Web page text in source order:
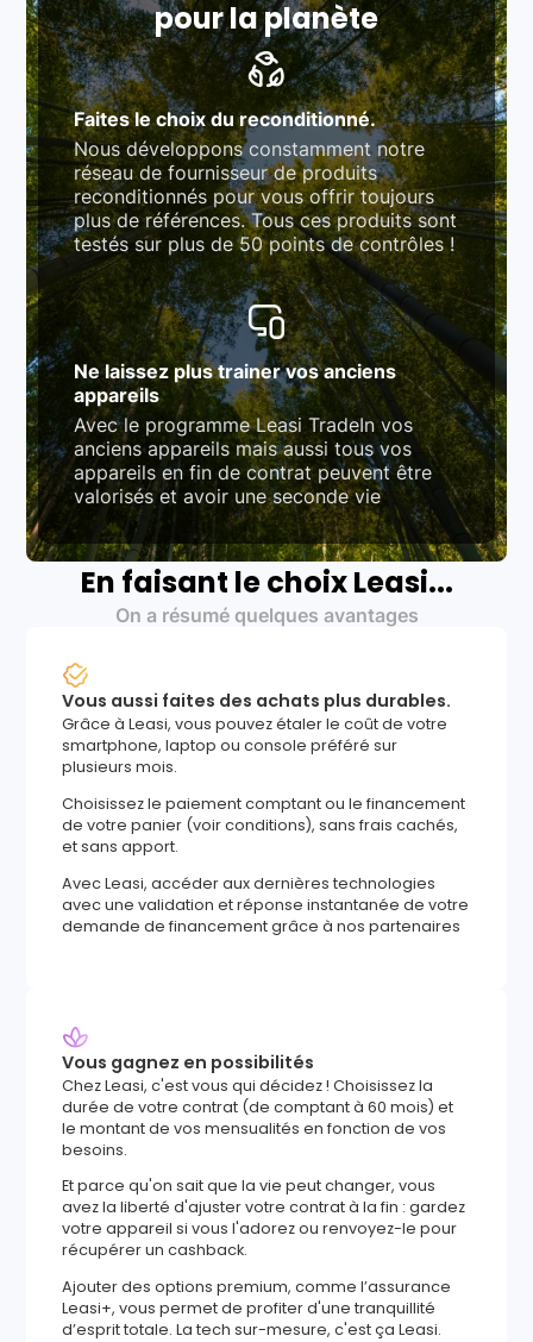
pour la planète
Faites le choix du reconditionné.
Nous développons constamment notre
réseau de fournisseur de produits
reconditionnés pour vous offrir toujours
plus de références. Tous ces produits sont
testés sur plus de 50 points de contrôles !
Ne laissez plus trainer vos anciens
appareils
Avec le programme Leasi TradeIn vos
anciens appareils mais aussi tous vos
appareils en fin de contrat peuvent être
valorisés et avoir une seconde vie
En faisant le choix Leasi...
On a résumé quelques avantages
Vous aussi faites des achats plus durables.
Grâce à Leasi, vous pouvez étaler le coût de votre
smartphone, laptop ou console préféré sur
plusieurs mois.
Choisissez le paiement comptant ou le financement
de votre panier (voir conditions), sans frais cachés,
et sans apport.
Avec Leasi, accéder aux dernières technologies
avec une validation et réponse instantanée de votre
demande de financement grâce à nos partenaires
Vous gagnez en possibilités
Chez Leasi, c'est vous qui décidez ! Choisissez la
durée de votre contrat (de comptant à 60 mois) et
le montant de vos mensualités en fonction de vos
besoins.
Et parce qu'on sait que la vie peut changer, vous
avez la liberté d'ajuster votre contrat à la fin : gardez
votre appareil si vous l'adorez ou renvoyez-le pour
récupérer un cashback.
Ajouter des options premium, comme l’assurance
Leasi+, vous permet de profiter d'une tranquillité
d’esprit totale. La tech sur-mesure, c'est ça Leasi.